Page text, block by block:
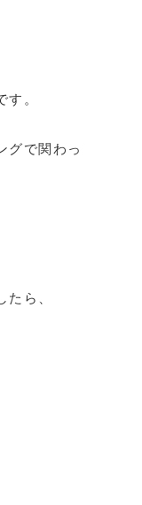
。
グで関わっ
ら、